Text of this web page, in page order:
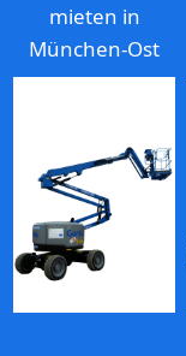
mieten in
München-Ost